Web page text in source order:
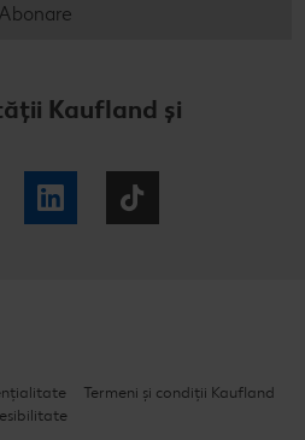
Abonare
Kaufland și
Instagram LinkedIn
Termeni și condiții Kaufland